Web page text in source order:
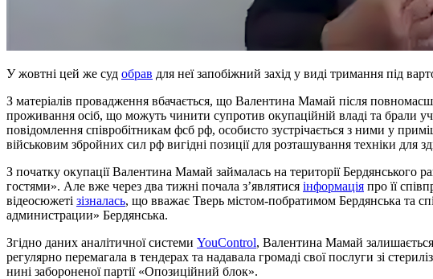
У жовтні цей же суд обрав для неї запобіжний захід у виді тримання під
З матеріалів провадження вбачається, що Валентина Мамай після
проживання осіб, що можуть чинити супротив окупаційній владі та брали
повідомлення співробітникам фсб рф, особисто зустрічається з ними у
військовим збройних сил рф вигідні позиції для розташування техніки для
З початку окупації Валентина Мамай займалась на території Бердянського
гостями». Але вже через два тижні почала з’являтися інформація про її
відеосюжеті зізналась, що вважає Тверь містом-побратимом Бердянська та
администрации» Бердянська.
Згідно даних аналітичної системи YouControl, Валентина Мамай
регулярно перемагала в тендерах та надавала громаді свої послуги зі
нині забороненої партії «Опозиційний блок».